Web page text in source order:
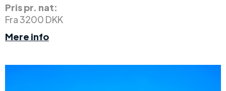
Pris pr. nat:
Fra 3200 DKK
Mere info